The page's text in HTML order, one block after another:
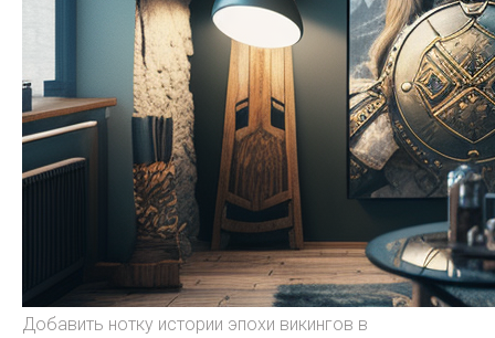
Добавить нотку истории эпохи викингов в